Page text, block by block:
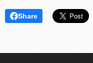
Share